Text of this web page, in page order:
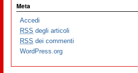
Meta
Accedi
RSS degli articoli
RSS dei commenti
WordPress.org